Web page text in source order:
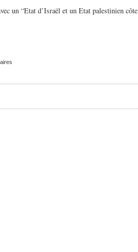
un “Etat d’Israël et un Etat palestinien côte